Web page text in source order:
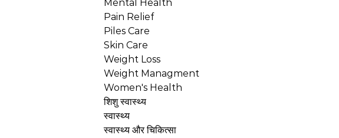
Mental Health
Pain Relief
Piles Care
Skin Care
Weight Loss
Weight Managment
Women's Health
शिशु स्वास्थ्य
स्वास्थ्य
स्वास्थ्य और चिकित्सा